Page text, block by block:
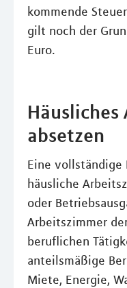
kommende
gilt noch der
Euro.
absetzen
Eine vollständige
häusliche
oder
Arbeitszimmer
beruflichen
anteilsmäßige
Miete, Energie,